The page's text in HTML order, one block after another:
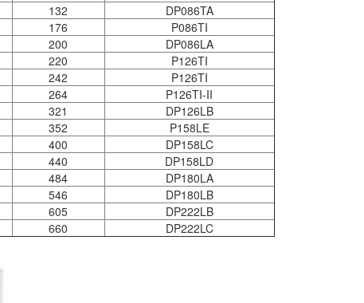
132
DP086TA
176
P086TI
200
DP086LA
220
P126TI
242
P126TI
264
P126TI-II
321
DP126LB
352
P158LE
400
DP158LC
440
DP158LD
484
DP180LA
546
DP180LB
605
DP222LB
660 DP222LC